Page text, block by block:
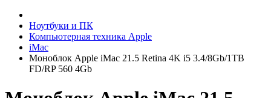
Ноутбуки и ПК
Компьютерная техника Apple
iMac
Моноблок Apple iMac 21.5 Retina 4K i5 3.4/8Gb/1TB
FD/RP 560 4Gb